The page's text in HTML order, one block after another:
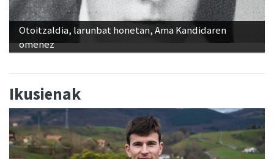
Otoitzaldia, larunbat honetan, Ama Kandidaren
omenez
Ikusienak